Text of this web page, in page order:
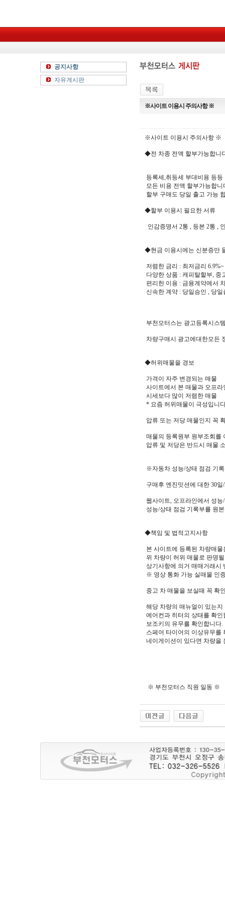
공지사항
자유게시판
※사이트 이용시 주의사항 ※
※사이트 이용시 주의사항 ※
◆전 차종 전액 할부가능합니
등록세,취등세 부대비용 등등
모든 비용 전액 할부가능합니
할부 구매도 당일 출고 가능
◆할부 이용시 필요한 서류
인감증명서 2통 , 등본 2통 ,
◆현금 이용시에는 신분증만
저렴한 금리 : 최저금리 6.9%~
다양한 상품 : 캐피탈할부, 중
편리한 이용 : 금융계약에서
신속한 계약 : 당일승인 , 당
부천모터스는 광고등록시스
차량구매시 광고에대한모든
◆허위매물을 경보
가격이 자주 변경되는 매물
사이트에서 본 매물과 오프
시세보다 많이 저렴한 매물
* 요즘 허위매물이 극성입니
압류 또는 저당 매물인지 꼭
매물의 등록원부 원부조회를
압류 및 저당은 반드시 매물
※자동차 성능/상태 점검 기
구매후 엔진밋션에 대한 30일
웹사이트, 오프라인에서 성
성능/상태 점검 기록부를 원
◆책임 및 법적고지사항
본 사이트에 등록된 차량매
위 차량이 허위 매물로 판명
상기사항에 의거 매매거래시
※ 영상 통화 가능 실매물 인
중고 차 매물을 보실때 꼭 확
해당 차량의 매뉴얼이 있는지
에어컨과 히터의 상태를 확인
보조키의 유무를 확인합니다.
스페어 타이어의 이상유무를
네이게이션이 있다면 차량을
※ 부천모터스 직원 일동 ※